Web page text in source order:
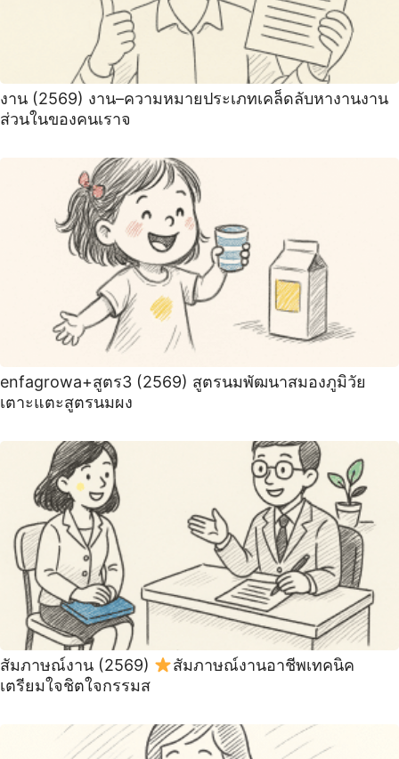
งาน (2569) งาน–ความหมายประเภทเคล็ดลับหางานงาน
ส่วนในของคนเราจ
enfagrowa+สูตร3 (2569) สูตรนมพัฒนาสมองภูมิวัย
เตาะแตะสูตรนมผง
สัมภาษณ์งาน (2569)
สัมภาษณ์งานอาชีพเทคนิค
เตรียมใจชิตใจกรรมส